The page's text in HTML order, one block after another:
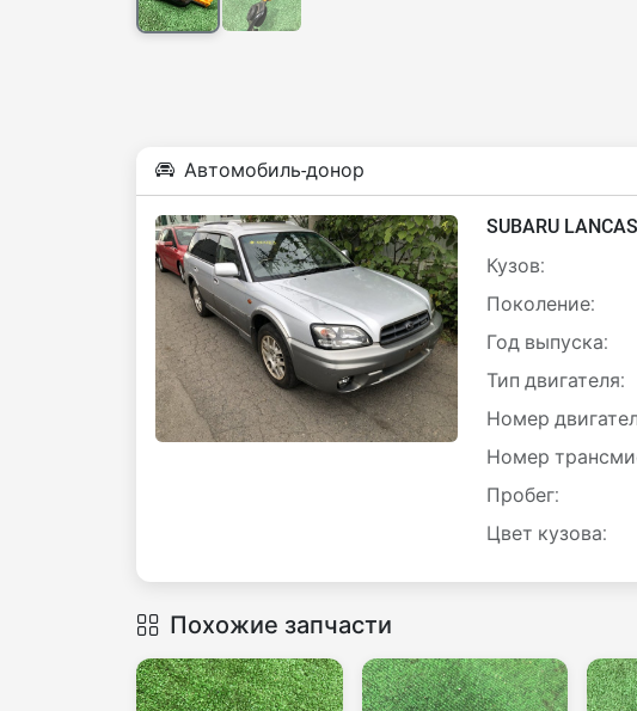
Автомобиль-донор
SUBARU
Кузов:
Поколение:
Год выпуска:
Тип двигателя:
Номер
Номер
Пробег:
Цвет кузова:
Похожие запчасти